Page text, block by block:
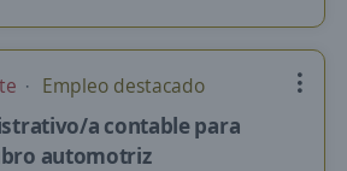
Empleo destacado
a contable para
automotriz